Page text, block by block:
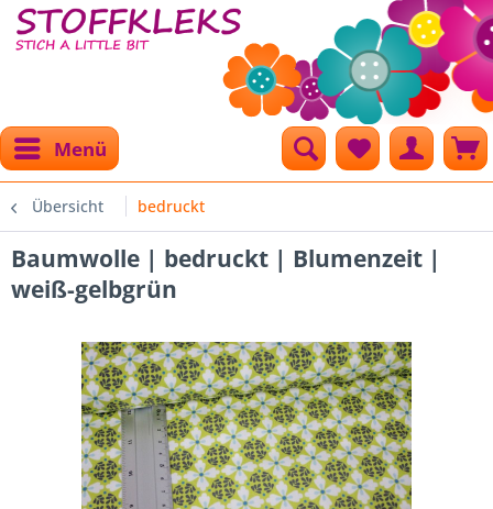
Menü
Übersicht bedruckt
Baumwolle | bedruckt | Blumenzeit |
weiß-gelbgrün